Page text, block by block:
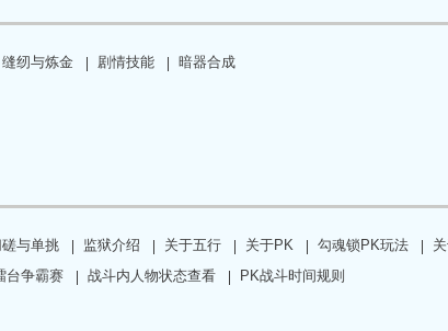
纫与炼金 剧情技能 暗器合成
与单挑 监狱介绍 关于五行 关于PK 勾魂锁PK玩法
台争霸赛 战斗内人物状态查看 PK战斗时间规则